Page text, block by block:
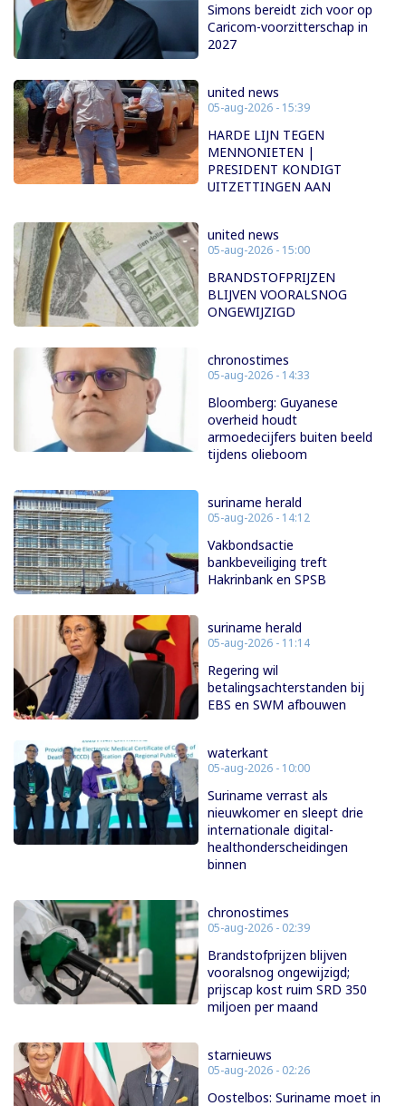
Simons bereidt zich voor op
Caricom-voorzitterschap in
2027
united news
05-aug-2026 - 15:39
HARDE LIJN TEGEN
MENNONIETEN |
PRESIDENT KONDIGT
UITZETTINGEN AAN
united news
05-aug-2026 - 15:00
BRANDSTOFPRIJZEN
BLIJVEN VOORALSNOG
ONGEWIJZIGD
chronostimes
05-aug-2026 - 14:33
Bloomberg: Guyanese
overheid houdt
armoedecijfers buiten beeld
tijdens olieboom
suriname herald
05-aug-2026 - 14:12
Vakbondsactie
bankbeveiliging treft
Hakrinbank en SPSB
suriname herald
05-aug-2026 - 11:14
Regering wil
betalingsachterstanden bij
EBS en SWM afbouwen
waterkant
05-aug-2026 - 10:00
Suriname verrast als
nieuwkomer en sleept drie
internationale digital-
healthonderscheidingen
binnen
chronostimes
05-aug-2026 - 02:39
Brandstofprijzen blijven
vooralsnog ongewijzigd;
prijscap kost ruim SRD 350
miljoen per maand
starnieuws
05-aug-2026 - 02:26
Oostelbos: Suriname moet in